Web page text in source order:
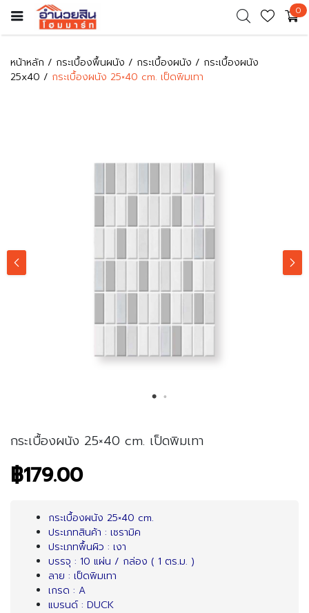
0
หน้าหลัก กระเบื้องพื้นผนัง กระเบื้องผนัง
กระเบื้องผนัง
25x40
กระเบื้องผนัง 25×40 cm. เป็ดพิมเทา
กระเบื้องผนัง 25×40 cm. เป็ดพิมเทา
฿179.00
กระเบื้องผนัง 25×40 cm.
ประเภทสินค้า : เซรามิค
ประเภทพื้นผิว : เงา
บรรจุ : 10 แผ่น / กล่อง ( 1 ตร.ม. )
ลาย : เป็ดพิมเทา
เกรด : A
แบรนด์ : DUCK